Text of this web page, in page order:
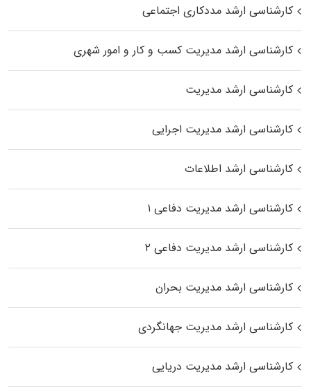
کارشناسی ارشد مددکاری اجتماعی
کارشناسی ارشد مدیریت کسب و کار و امور شهری
کارشناسی ارشد مدیریت
کارشناسی ارشد مدیریت اجرایی
کارشناسی ارشد اطلاعات
کارشناسی ارشد مدیریت دفاعی ۱
کارشناسی ارشد مدیریت دفاعی ۲
کارشناسی ارشد مدیریت بحران
کارشناسی ارشد مدیریت جهانگردی
کارشناسی ارشد مدیریت دریایی